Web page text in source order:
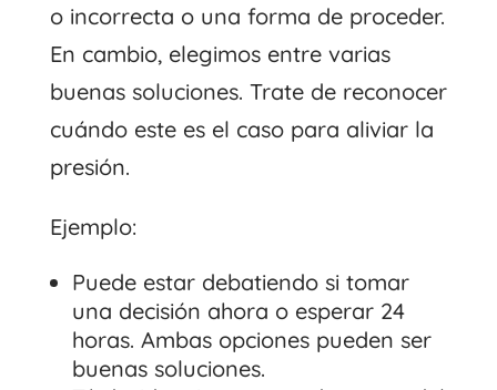
o incorrecta o una forma de proceder.
En cambio, elegimos entre varias
buenas soluciones. Trate de reconocer
cuándo este es el caso para aliviar la
presión.
Ejemplo:
Puede estar debatiendo si tomar
una decisión ahora o esperar 24
horas. Ambas opciones pueden ser
buenas soluciones.